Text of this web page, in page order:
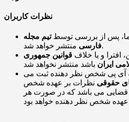
نظرات کاربران
پس از بررسی توسطتیم مجله
فارسیمنتشر خواهد شد.
افترا و یا خلاف قوانین جمهوری
ایران
آی پی شخص نظر دهنده ثبت می
حقوقی نظرات بر عهده شخص
قضایی می باشد که در صورت هر